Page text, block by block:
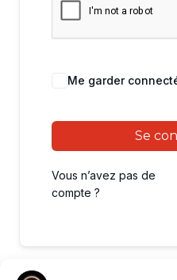
Me garder
Se
Vous n’avez pas de
compte ?